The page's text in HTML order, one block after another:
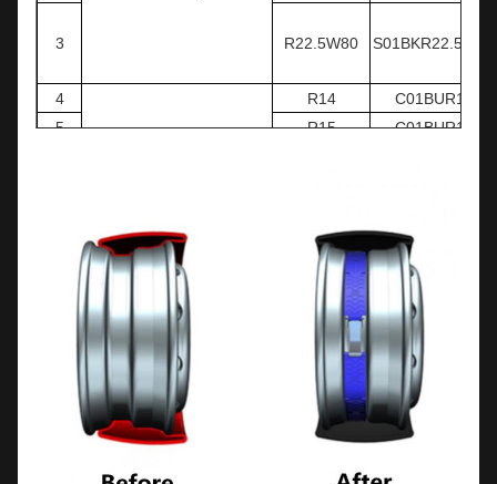
3 R22.5W80 S01BKR22.5W80
4 R14
C01BUR14
5
R15
C01BUR15
R19
C01BUR19
R20
C01BUR20
R21/22/22.5 C01BUR21
Besonders geändertes
Fahrzeug
R15W40 G01BKR15W40
R16W40 G01BKR16W40